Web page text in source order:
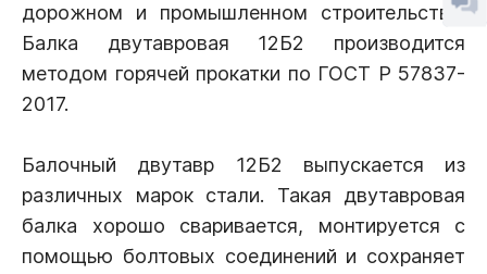
дорожном и промышленном строительстве.
Балка двутавровая 12Б2 производится
методом горячей прокатки по ГОСТ Р 57837-
2017.
Балочный двутавр 12Б2 выпускается из
различных марок стали. Такая двутавровая
балка хорошо сваривается, монтируется с
помощью болтовых соединений и сохраняет